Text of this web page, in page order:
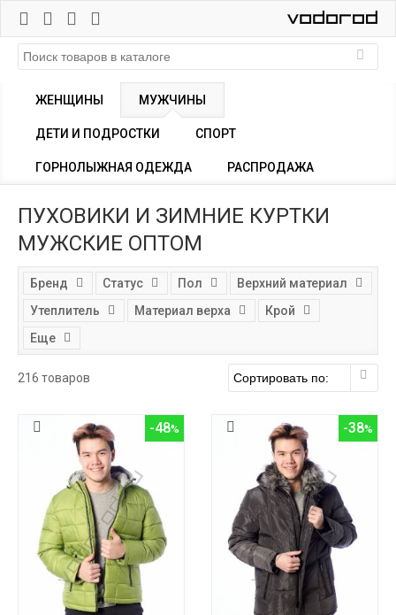
ЖЕНЩИНЫ МУЖЧИНЫ
ДЕТИ И ПОДРОСТКИ СПОРТ
ГОРНОЛЫЖНАЯ ОДЕЖДА РАСПРОДАЖА
ПУХОВИКИ И ЗИМНИЕ КУРТКИ
МУЖСКИЕ ОПТОМ
Бренд Статус Пол
Верхний материал
Утеплитель
Материал верха
Крой
Еще
216 товаров
-48 -38